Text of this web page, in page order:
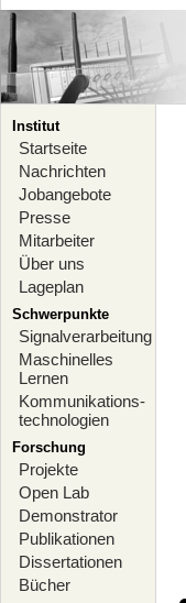
Institut
Startseite
Nachrichten
Jobangebote
Presse
Mitarbeiter
Über uns
Lageplan
Schwerpunkte
Signalverarbeitung
Maschinelles
Lernen
Kommunikations-
technologien
Forschung
Projekte
Open Lab
Demonstrator
Publikationen
Dissertationen
Bücher